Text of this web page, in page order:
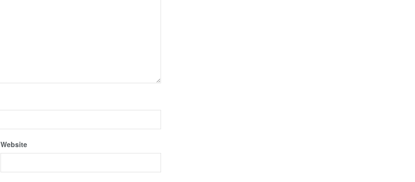
Website